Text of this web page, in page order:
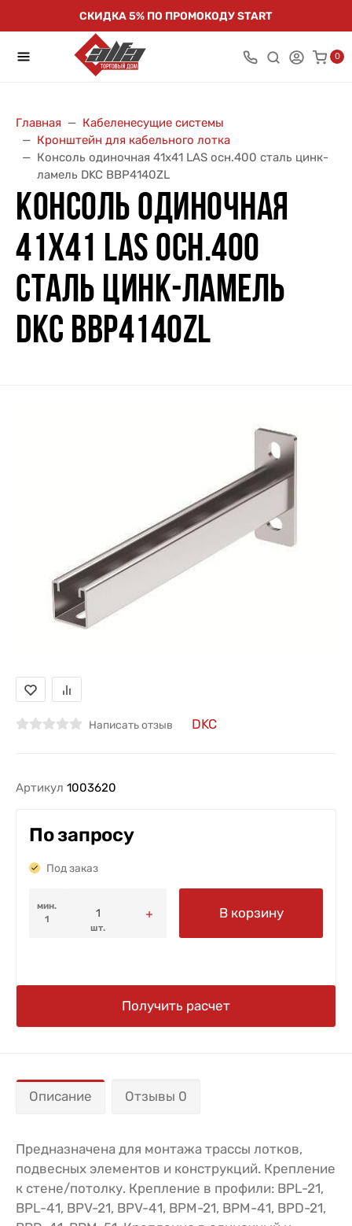
СКИДКА 5% ПО ПРОМОКОДУ START
0
Главная
Кабеленесущие системы
Кронштейн для кабельного лотка
Консоль одиночная 41х41 LAS осн.400 сталь цинк-
ламель DKC BBP4140ZL
КОНСОЛЬ ОДИНОЧНАЯ
41Х41 LAS ОСН.400
СТАЛЬ ЦИНК-ЛАМЕЛЬ
DKC BBP4140ZL
Написать отзыв DKC
Артикул 1003620
По запросу
Под заказ
мин.
1
шт.
В корзину
Получить расчет
Описание Отзывы 0
Предназначена для монтажа трассы лотков,
подвесных элементов и конструкций. Крепление
к стене/потолку. Крепление в профили: BPL-21,
BPL-41, BPV-21, BPV-41, BPM-21, BPM-41, BPD-21,